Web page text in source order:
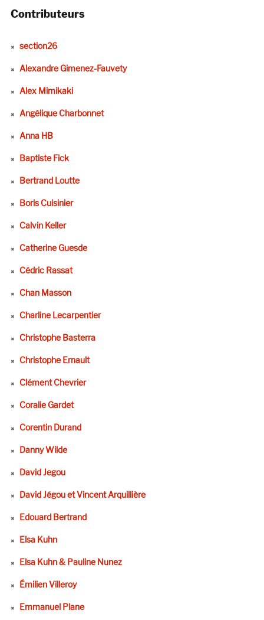
Contributeurs
section26
Alexandre Gimenez-Fauvety
Alex Mimikaki
Angélique Charbonnet
Anna HB
Baptiste Fick
Bertrand Loutte
Boris Cuisinier
Calvin Keller
Catherine Guesde
Cédric Rassat
Chan Masson
Charline Lecarpentier
Christophe Basterra
Christophe Ernault
Clément Chevrier
Coralie Gardet
Corentin Durand
Danny Wilde
David Jegou
David Jégou et Vincent Arquillière
Edouard Bertrand
Elsa Kuhn
Elsa Kuhn & Pauline Nunez
Émilien Villeroy
Emmanuel Plane